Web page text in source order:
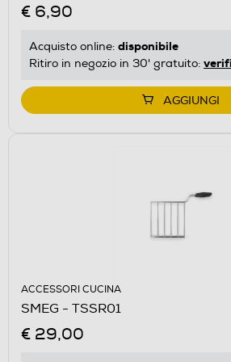
€ 6,90
Acquisto online: disponibile
Ritiro in negozio in 30' gratuito:
AGGIUNGI
ACCESSORI CUCINA
SMEG - TSSR01
€ 29,00